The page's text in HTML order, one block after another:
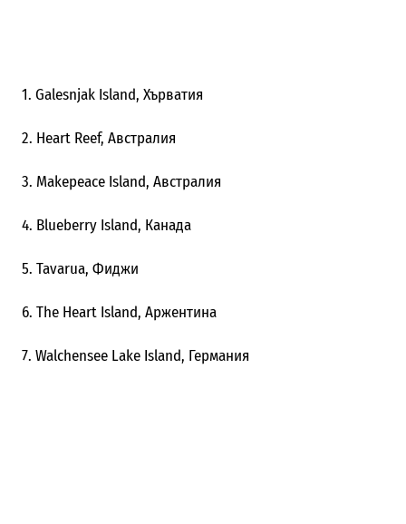
1. Galesnjak Island, Хърватия
2. Heart Reef, Австралия
3. Makepeace Island, Австралия
4. Blueberry Island, Канада
5. Tavarua, Фиджи
6. The Heart Island, Аржентина
7. Walchensee Lake Island, Германия